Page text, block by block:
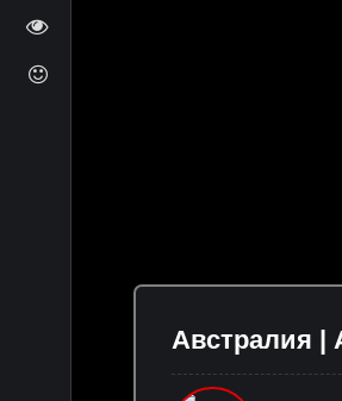
Австралия |